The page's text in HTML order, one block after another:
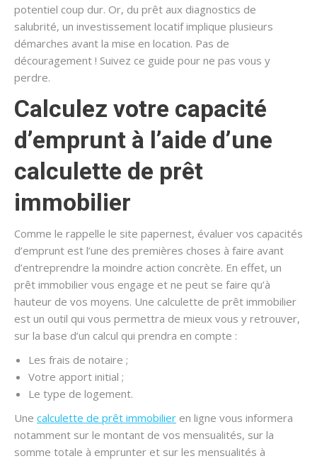
potentiel coup dur. Or, du prêt aux diagnostics de
salubrité, un investissement locatif implique plusieurs
démarches avant la mise en location. Pas de
découragement ! Suivez ce guide pour ne pas vous y
perdre.
Calculez votre capacité
d’emprunt à l’aide d’une
calculette de prêt
immobilier
Comme le rappelle le site papernest, évaluer vos capacités
d’emprunt est l’une des premières choses à faire avant
d’entreprendre la moindre action concrète. En effet, un
prêt immobilier vous engage et ne peut se faire qu’à
hauteur de vos moyens. Une calculette de prêt immobilier
est un outil qui vous permettra de mieux vous y retrouver,
sur la base d’un calcul qui prendra en compte :
Les frais de notaire ;
Votre apport initial ;
Le type de logement.
Une calculette de prêt immobilier en ligne vous informera
notamment sur le montant de vos mensualités, sur la
somme totale à emprunter et sur les mensualités à